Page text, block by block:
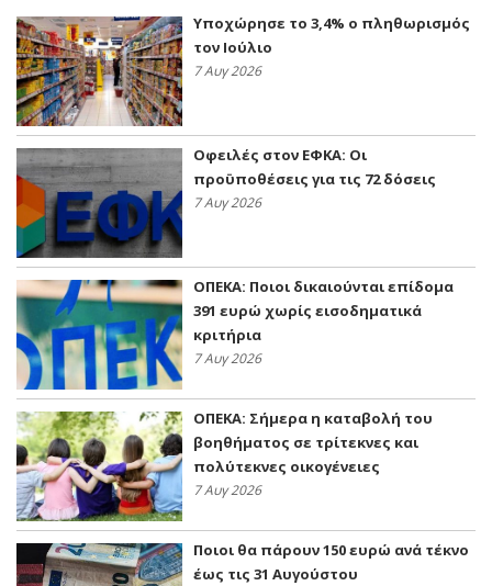
Υποχώρησε το 3,4% ο πληθωρισμός
τον Ιούλιο
7 Αυγ 2026
Οφειλές στον ΕΦΚΑ: Οι
προϋποθέσεις για τις 72 δόσεις
7 Αυγ 2026
ΟΠΕΚΑ: Ποιοι δικαιούνται επίδομα
391 ευρώ χωρίς εισοδηματικά
κριτήρια
7 Αυγ 2026
ΟΠΕΚΑ: Σήμερα η καταβολή του
βοηθήματος σε τρίτεκνες και
πολύτεκνες οικογένειες
7 Αυγ 2026
Ποιοι θα πάρουν 150 ευρώ ανά τέκνο
έως τις 31 Αυγούστου